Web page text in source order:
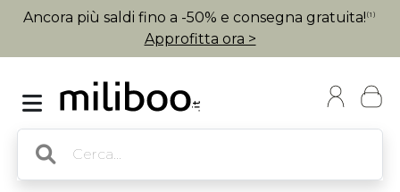
Ancora più saldi fino a -50% e consegna gratuita! (1)
Approfitta ora >